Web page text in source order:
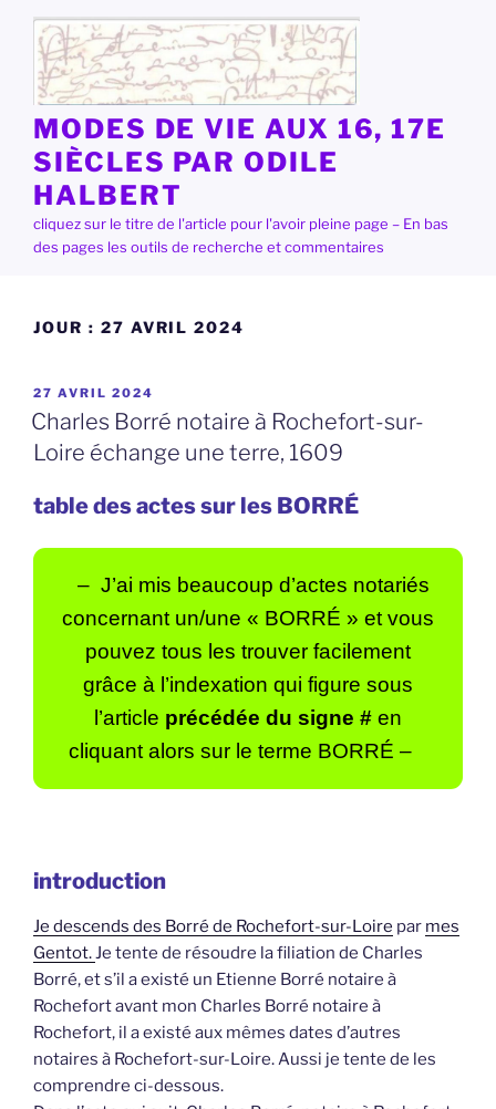
contenu
principal
MODES DE VIE AUX 16, 17E
SIÈCLES PAR ODILE
HALBERT
cliquez sur le titre de l'article pour l'avoir pleine page – En bas
des pages les outils de recherche et commentaires
JOUR : 27 AVRIL 2024
PUBLIÉ
LE
27 AVRIL 2024
Charles Borré notaire à Rochefort-sur-
Loire échange une terre, 1609
table des actes sur les BORRÉ
– J’ai mis beaucoup d’actes notariés
concernant un/une « BORRÉ » et vous
pouvez tous les trouver facilement
grâce à l’indexation qui figure sous
l’article précédée du signe # en
cliquant alors sur le terme BORRÉ –
introduction
Je descends des Borré de Rochefort-sur-Loire par mes
Gentot. Je tente de résoudre la filiation de Charles
Borré, et s’il a existé un Etienne Borré notaire à
Rochefort avant mon Charles Borré notaire à
Rochefort, il a existé aux mêmes dates d’autres
notaires à Rochefort-sur-Loire. Aussi je tente de les
comprendre ci-dessous.